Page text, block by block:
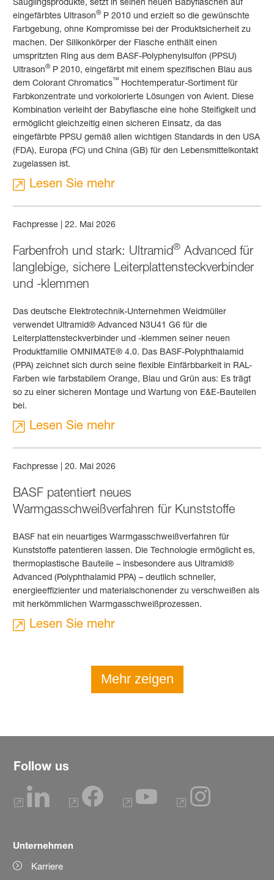
eingefärbtes Ultrason® P 2010 und erzielt so die gewünschte
Farbgebung, ohne Kompromisse bei der Produktsicherheit zu
machen. Der Silikonkörper der Flasche enthält einen
umspritzten Ring aus dem BASF-Polyphenylsulfon (PPSU)
Ultrason® P 2010, eingefärbt mit einem spezifischen Blau aus
dem Colorant Chromatics™ Hochtemperatur-Sortiment für
Farbkonzentrate und vorkolorierte Lösungen von Avient. Diese
Kombination verleiht der Babyflasche eine hohe Steifigkeit und
ermöglicht gleichzeitig einen sicheren Einsatz, da das
eingefärbte PPSU gemäß allen wichtigen Standards in den USA
(FDA), Europa (FC) und China (GB) für den Lebensmittelkontakt
zugelassen ist.
Lesen Sie mehr
Fachpresse |22. Mai 2026
Farbenfroh und stark: Ultramid® Advanced für
langlebige, sichere Leiter­platten­steck­verbinder
und -klemmen
Das deutsche Elektrotechnik-Unternehmen Weidmüller
verwendet Ultramid® Advanced N3U41 G6 für die
Leiterplattensteckverbinder und -klemmen seiner neuen
Produktfamilie OMNIMATE® 4.0. Das BASF-Polyphthalamid
(PPA) zeichnet sich durch seine flexible Einfärbbarkeit in RAL-
Farben wie farbstabilem Orange, Blau und Grün aus: Es trägt
so zu einer sicheren Montage und Wartung von E&E-Bauteilen
bei.
Lesen Sie mehr
Fachpresse |20. Mai 2026
BASF patentiert neues
Warmgasschweißverfahren für Kunststoffe
BASF hat ein neuartiges Warmgasschweißverfahren für
Kunststoffe patentieren lassen. Die Technologie ermöglicht es,
thermoplastische Bauteile – insbesondere aus Ultramid®
Advanced (Polyphthalamid PPA) – deutlich schneller,
energieeffizienter und materialschonender zu verschweißen als
mit herkömmlichen Warmgasschweißprozessen.
Lesen Sie mehr
Mehr zeigen
Follow us
Unternehmen
Karriere